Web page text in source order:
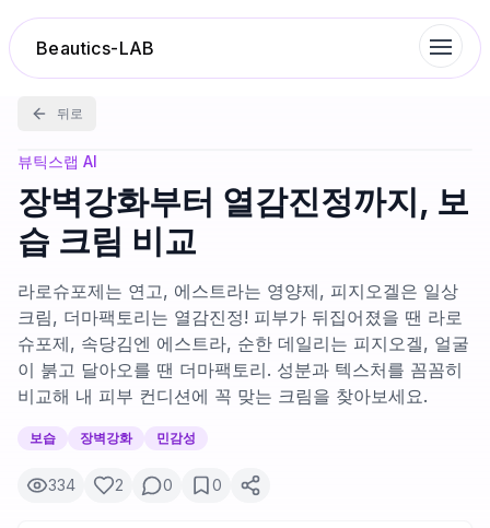
Beautics-LAB
랭킹
성분분석
나의 스킨케어
대화 이력
루틴탐색
뒤로
뷰틱스랩 AI
장벽강화부터 열감진정까지, 보
습 크림 비교
라로슈포제는 연고, 에스트라는 영양제, 피지오겔은 일상
크림, 더마팩토리는 열감진정! 피부가 뒤집어졌을 땐 라로
슈포제, 속당김엔 에스트라, 순한 데일리는 피지오겔, 얼굴
이 붉고 달아오를 땐 더마팩토리. 성분과 텍스처를 꼼꼼히
비교해 내 피부 컨디션에 꼭 맞는 크림을 찾아보세요.
보습 장벽강화 민감성
334 2 0 0